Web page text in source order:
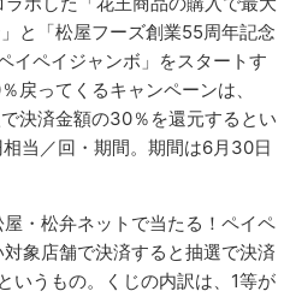
と「松屋フーズ創業55周年記念
イペイジャンボ」をスタートす
戻ってくるキャンペーンは、
決済金額の30％を還元するとい
当／回・期間。期間は6月30日
・松弁ネットで当たる！ペイペ
象店舗で決済すると抽選で決済
いうもの。くじの内訳は、1等が